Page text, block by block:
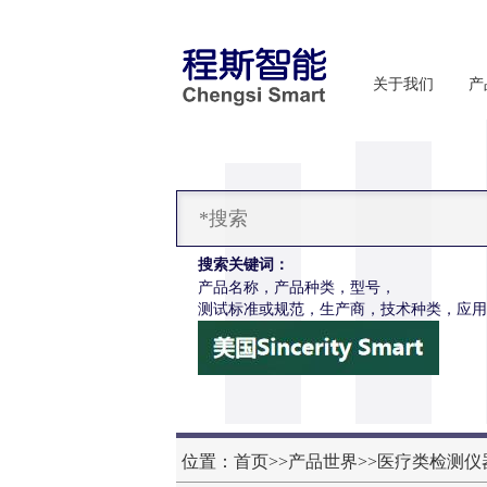
关于我们
搜索关键词：
产品名称，产品种类，型号，
测试标准或规范，生产商，技术种类，应
位置： 首页>>产品世界>>医疗类检测仪